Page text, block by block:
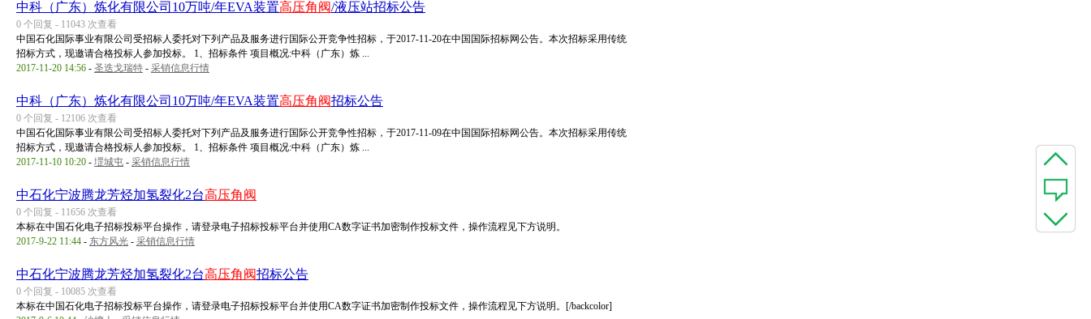
中科（广东）炼化有限公司10万吨/年EVA装置高压角阀/液压站招标公告
0 个回复 - 11043 次查看
中国石化国际事业有限公司受招标人委托对下列产品及服务进行国际公开竞争性招标，于2017-11-20在中国国际招标网公告。本次招标采用传统
招标方式，现邀请合格投标人参加投标。 1、招标条件 项目概况:中科（广东）炼 ...
2017-11-20 14:56 - 圣迭戈瑞特 - 采销信息行情
中科（广东）炼化有限公司10万吨/年EVA装置高压角阀招标公告
0 个回复 - 12106 次查看
中国石化国际事业有限公司受招标人委托对下列产品及服务进行国际公开竞争性招标，于2017-11-09在中国国际招标网公告。本次招标采用传统
招标方式，现邀请合格投标人参加投标。 1、招标条件 项目概况:中科（广东）炼 ...
2017-11-10 10:20 - 堽城屯 - 采销信息行情
中石化宁波腾龙芳烃加氢裂化2台高压角阀
0 个回复 - 11656 次查看
本标在中国石化电子招标投标平台操作，请登录电子招标投标平台并使用CA数字证书加密制作投标文件，操作流程见下方说明。
2017-9-22 11:44 - 东方风光 - 采销信息行情
中石化宁波腾龙芳烃加氢裂化2台高压角阀招标公告
0 个回复 - 10085 次查看
本标在中国石化电子招标投标平台操作，请登录电子招标投标平台并使用CA数字证书加密制作投标文件，操作流程见下方说明。[/backcolor]